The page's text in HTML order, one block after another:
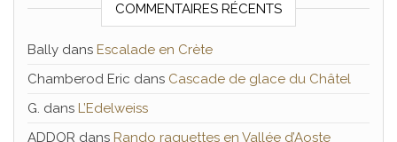
COMMENTAIRES RÉCENTS
Bally dans Escalade en Crète
Chamberod Eric dans Cascade de glace du Châtel
G. dans L’Edelweiss
ADDOR dans Rando raquettes en Vallée d’Aoste